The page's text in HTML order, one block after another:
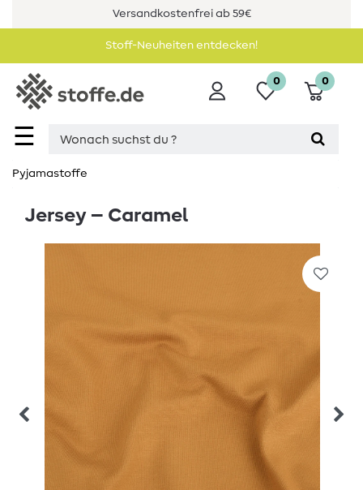
Versandkostenfrei ab 59€
Stoff-Neuheiten entdecken!
☰
0 0
Pyjamastoffe
Jersey – Caramel